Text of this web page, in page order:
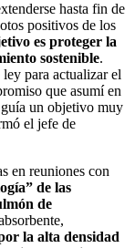
hasta fin de
positivos de los
es proteger la
sostenible.
para actualizar el
que asumí en
un objetivo muy
el jefe de
en reuniones con
de las
de
la alta densidad